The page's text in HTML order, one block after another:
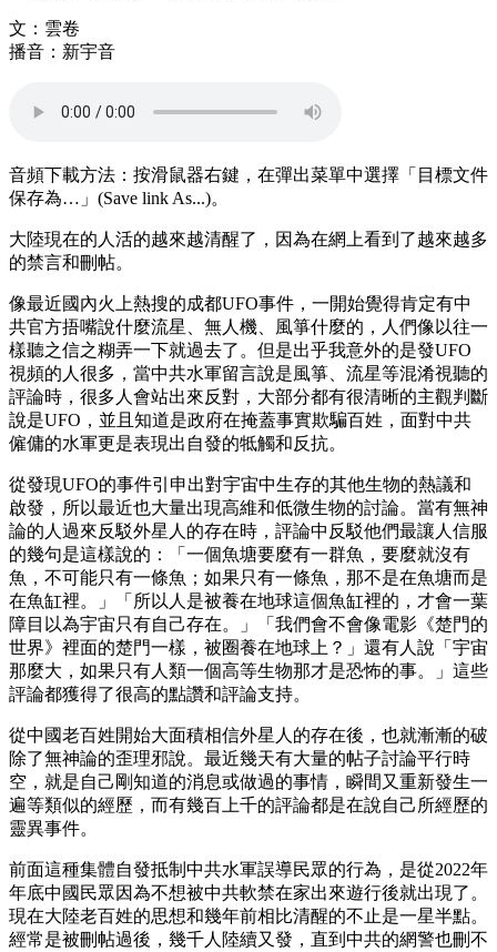
文：雲卷
播音：新宇音
音頻下載方法：按滑鼠器右鍵，在彈出菜單中選擇「目標文件
保存為…」(Save link As...)。
大陸現在的人活的越來越清醒了，因為在網上看到了越來越多
的禁言和刪帖。
像最近國內火上熱搜的成都UFO事件，一開始覺得肯定有中
共官方捂嘴說什麼流星、無人機、風箏什麼的，人們像以往一
樣聽之信之糊弄一下就過去了。但是出乎我意外的是發UFO
視頻的人很多，當中共水軍留言說是風箏、流星等混淆視聽的
評論時，很多人會站出來反對，大部分都有很清晰的主觀判斷
說是UFO，並且知道是政府在掩蓋事實欺騙百姓，面對中共
僱傭的水軍更是表現出自發的牴觸和反抗。
從發現UFO的事件引申出對宇宙中生存的其他生物的熱議和
啟發，所以最近也大量出現高維和低微生物的討論。當有無神
論的人過來反駁外星人的存在時，評論中反駁他們最讓人信服
的幾句是這樣說的：「一個魚塘要麼有一群魚，要麼就沒有
魚，不可能只有一條魚；如果只有一條魚，那不是在魚塘而是
在魚缸裡。」「所以人是被養在地球這個魚缸裡的，才會一葉
障目以為宇宙只有自己存在。」「我們會不會像電影《楚門的
世界》裡面的楚門一樣，被圈養在地球上？」還有人說「宇宙
那麼大，如果只有人類一個高等生物那才是恐怖的事。」這些
評論都獲得了很高的點讚和評論支持。
從中國老百姓開始大面積相信外星人的存在後，也就漸漸的破
除了無神論的歪理邪說。最近幾天有大量的帖子討論平行時
空，就是自己剛知道的消息或做過的事情，瞬間又重新發生一
遍等類似的經歷，而有幾百上千的評論都是在說自己所經歷的
靈異事件。
前面這種集體自發抵制中共水軍誤導民眾的行為，是從2022年
年底中國民眾因為不想被中共軟禁在家出來遊行後就出現了。
現在大陸老百姓的思想和幾年前相比清醒的不止是一星半點。
經常是被刪帖過後，幾千人陸續又發，直到中共的網警也刪不